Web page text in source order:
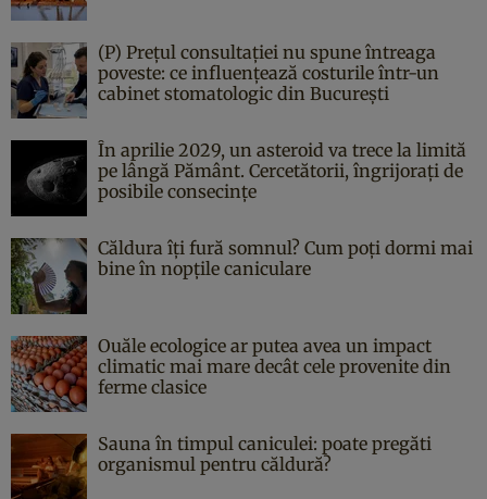
(P) Prețul consultației nu spune întreaga
poveste: ce influențează costurile într-un
cabinet stomatologic din București
În aprilie 2029, un asteroid va trece la limită
pe lângă Pământ. Cercetătorii, îngrijorați de
posibile consecințe
Căldura îți fură somnul? Cum poți dormi mai
bine în nopțile caniculare
Ouăle ecologice ar putea avea un impact
climatic mai mare decât cele provenite din
ferme clasice
Sauna în timpul caniculei: poate pregăti
organismul pentru căldură?